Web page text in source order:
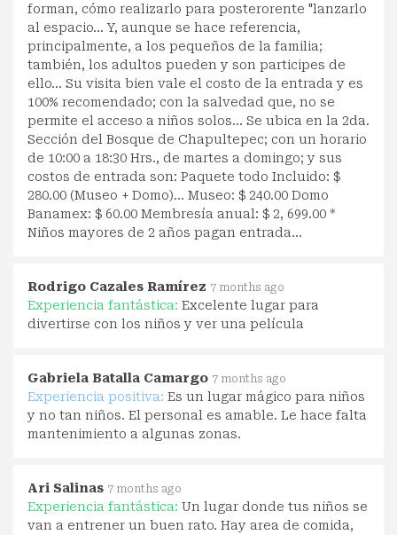
forman, cómo realizarlo para posterorente "lanzarlo
al espacio... Y, aunque se hace referencia,
principalmente, a los pequeños de la familia;
también, los adultos pueden y son participes de
ello... Su visita bien vale el costo de la entrada y es
100% recomendado; con la salvedad que, no se
permite el acceso a niños solos... Se ubica en la 2da.
Sección del Bosque de Chapultepec; con un horario
de 10:00 a 18:30 Hrs., de martes a domingo; y sus
costos de entrada son: Paquete todo Incluido: $
280.00 (Museo + Domo)... Museo: $ 240.00 Domo
Banamex: $ 60.00 Membresía anual: $ 2, 699.00 *
Niños mayores de 2 años pagan entrada...
Rodrigo Cazales Ramírez 7 months ago
Experiencia fantástica: Excelente lugar para
divertirse con los niños y ver una película
Gabriela Batalla Camargo 7 months ago
Experiencia positiva: Es un lugar mágico para niños
y no tan niños. El personal es amable. Le hace falta
mantenimiento a algunas zonas.
Ari Salinas 7 months ago
Experiencia fantástica: Un lugar donde tus niños se
van a entrener un buen rato. Hay area de comida,